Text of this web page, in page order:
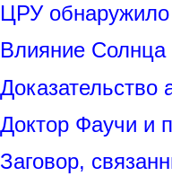
ЦРУ обнаружило
Влияние
Доказательство
Доктор Фаучи и
Заговор,